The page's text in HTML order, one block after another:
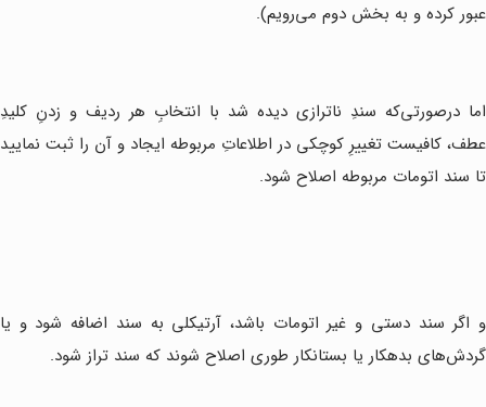
عبور کرده و به بخش دوم می‌رویم).
اما درصورتی‌که سندِ ناترازی دیده شد با انتخابِ هر ردیف و زدنِ کلیدِ
عطف، کافیست تغییرِ کوچکی در اطلاعاتِ مربوطه ایجاد و آن را ثبت نمایید
تا سند اتومات مربوطه اصلاح شود.
و اگر سند دستی و غیر اتومات باشد، آرتیکلی به سند اضافه شود و یا
گردش‌های بدهکار یا بستانکار طوری اصلاح شوند که سند تراز شود.